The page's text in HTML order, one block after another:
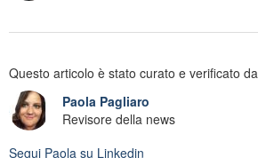
Questo articolo è stato curato e verificato da
Paola Pagliaro
Revisore della news
Segui Paola su Linkedin